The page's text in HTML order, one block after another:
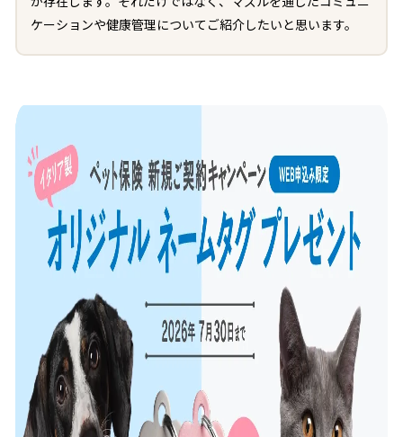
ケーションや健康管理についてご紹介したいと思います。